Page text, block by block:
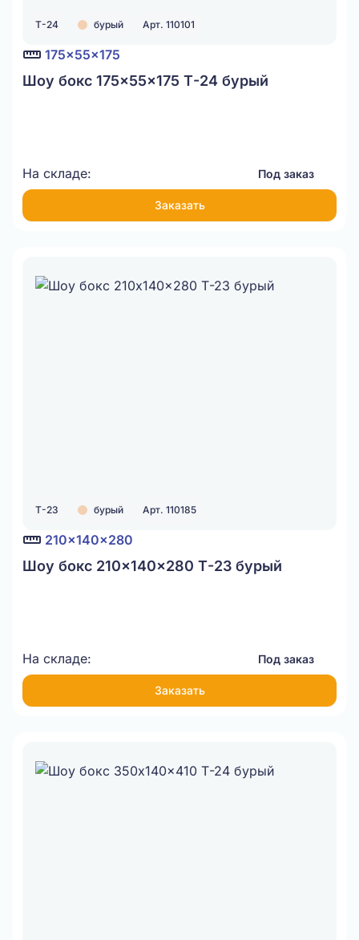
Т-24 бурый Арт. 110101
175x55x175
Шоу бокс 175x55x175 Т-24 бурый
На складе: Под заказ
Заказать
Т-23 бурый Арт. 110185
210x140x280
Шоу бокс 210x140x280 Т-23 бурый
На складе: Под заказ
Заказать